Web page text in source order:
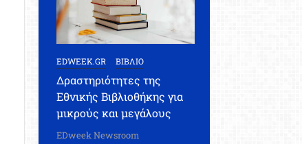
EDWEEK.GR ΒΙΒΛΙΟ
Δραστηριότητες της
Εθνικής Βιβλιοθήκης για
μικρούς και μεγάλους
EDweek Newsroom